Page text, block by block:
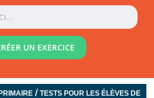
UN EXERCICE
PRIMAIRE /TESTS POUR LES ÉLÈVES DE